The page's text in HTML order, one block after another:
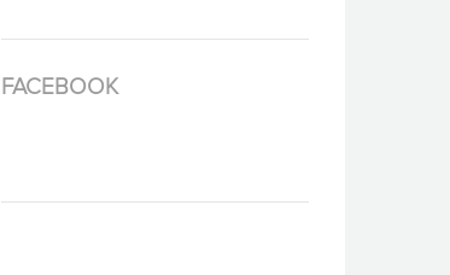
FACEBOOK